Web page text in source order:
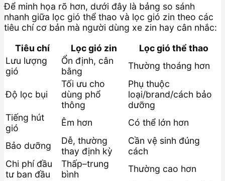
Để minh họa rõ hơn, dưới đây là bảng so sánh
nhanh giữa lọc gió thể thao và lọc gió zin theo các
tiêu chí cơ bản mà người dùng xe zin hay cân nhắc:
Tiêu chí
Lọc gió zin
Lọc gió thể thao
Lưu lượng
gió
Ổn định, cân
bằng
Thường thoáng hơn
Độ lọc bụi
Tối ưu cho
dùng phổ
thông
Phụ thuộc
loại/brand/cách bảo
dưỡng
Tiếng hút
gió
Êm hơn Có thể lớn hơn
Bảo dưỡng
Dễ, thường
thay định kỳ
Cần vệ sinh đúng
cách
Chi phí đầu
tư ban đầu
Thấp–trung
bình
Thường cao hơn